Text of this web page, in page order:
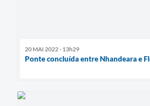
20 MAI 2022 - 13h29
Ponte concluída entre Nhandeara e